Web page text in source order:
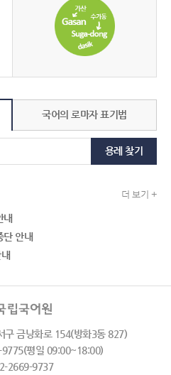
국어의 로마자 표기법
용례 찾기
더 보기 +
내
단 안내
구 금낭화로 154(방화3동 827)
평일 09:00~18:00)
2669-9737